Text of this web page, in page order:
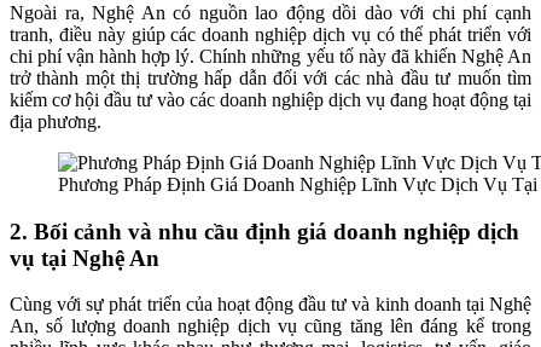
Ngoài ra, Nghệ An có nguồn lao động dồi dào với chi phí cạnh
tranh, điều này giúp các doanh nghiệp dịch vụ có thể phát triển với
chi phí vận hành hợp lý. Chính những yếu tố này đã khiến Nghệ An
trở thành một thị trường hấp dẫn đối với các nhà đầu tư muốn tìm
kiếm cơ hội đầu tư vào các doanh nghiệp dịch vụ đang hoạt động tại
địa phương.
Phương Pháp Định Giá Doanh Nghiệp Lĩnh Vực Dịch Vụ
2. Bối cảnh và nhu cầu định giá doanh nghiệp dịch
vụ tại Nghệ An
Cùng với sự phát triển của hoạt động đầu tư và kinh doanh tại Nghệ
An, số lượng doanh nghiệp dịch vụ cũng tăng lên đáng kể trong